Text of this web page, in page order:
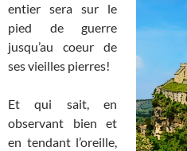
entier sera sur le
pied de guerre
jusqu’au coeur de
ses vieilles pierres!
Et qui sait, en
observant bien et
en tendant l’oreille,